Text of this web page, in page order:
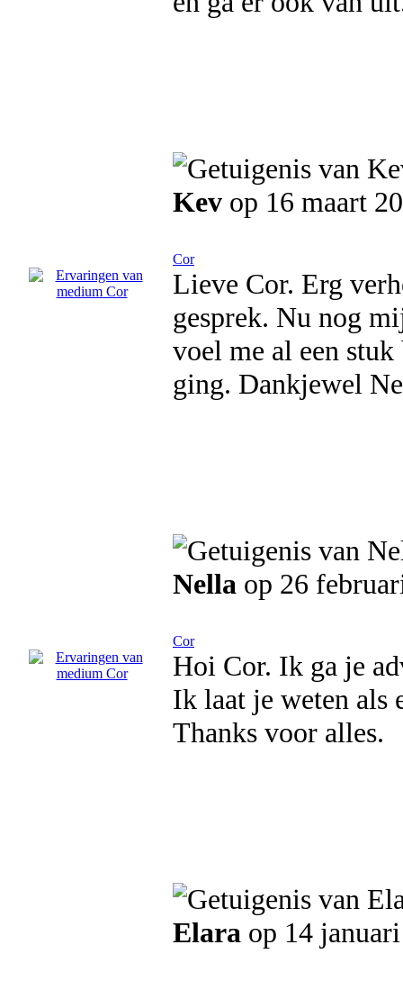
Kev op 16 maart
Cor
Lieve Cor. Erg
gesprek. Nu nog
voel me al een
ging. Dankjewel
Nella op 26
Cor
Hoi Cor. Ik ga je
Ik laat je weten als
Thanks voor alles.
Elara op 14